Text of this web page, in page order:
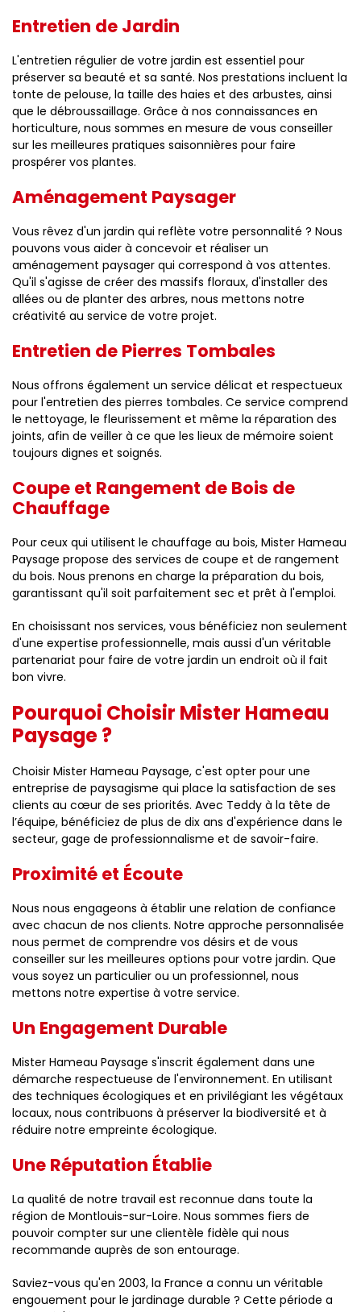
Entretien de Jardin
L'entretien régulier de votre jardin est essentiel pour
préserver sa beauté et sa santé. Nos prestations incluent la
tonte de pelouse, la taille des haies et des arbustes, ainsi
que le débroussaillage. Grâce à nos connaissances en
horticulture, nous sommes en mesure de vous conseiller
sur les meilleures pratiques saisonnières pour faire
prospérer vos plantes.
Aménagement Paysager
Vous rêvez d'un jardin qui reflète votre personnalité ? Nous
pouvons vous aider à concevoir et réaliser un
aménagement paysager qui correspond à vos attentes.
Qu'il s'agisse de créer des massifs floraux, d'installer des
allées ou de planter des arbres, nous mettons notre
créativité au service de votre projet.
Entretien de Pierres Tombales
Nous offrons également un service délicat et respectueux
pour l'entretien des pierres tombales. Ce service comprend
le nettoyage, le fleurissement et même la réparation des
joints, afin de veiller à ce que les lieux de mémoire soient
toujours dignes et soignés.
Coupe et Rangement de Bois de
Chauffage
Pour ceux qui utilisent le chauffage au bois, Mister Hameau
Paysage propose des services de coupe et de rangement
du bois. Nous prenons en charge la préparation du bois,
garantissant qu'il soit parfaitement sec et prêt à l'emploi.
En choisissant nos services, vous bénéficiez non seulement
d'une expertise professionnelle, mais aussi d'un véritable
partenariat pour faire de votre jardin un endroit où il fait
bon vivre.
Pourquoi Choisir Mister Hameau
Paysage ?
Choisir Mister Hameau Paysage, c'est opter pour une
entreprise de paysagisme qui place la satisfaction de ses
clients au cœur de ses priorités. Avec Teddy à la tête de
l’équipe, bénéficiez de plus de dix ans d'expérience dans le
secteur, gage de professionnalisme et de savoir-faire.
Proximité et Écoute
Nous nous engageons à établir une relation de confiance
avec chacun de nos clients. Notre approche personnalisée
nous permet de comprendre vos désirs et de vous
conseiller sur les meilleures options pour votre jardin. Que
vous soyez un particulier ou un professionnel, nous
mettons notre expertise à votre service.
Un Engagement Durable
Mister Hameau Paysage s'inscrit également dans une
démarche respectueuse de l'environnement. En utilisant
des techniques écologiques et en privilégiant les végétaux
locaux, nous contribuons à préserver la biodiversité et à
réduire notre empreinte écologique.
Une Réputation Établie
La qualité de notre travail est reconnue dans toute la
région de Montlouis-sur-Loire. Nous sommes fiers de
pouvoir compter sur une clientèle fidèle qui nous
recommande auprès de son entourage.
Saviez-vous qu'en 2003, la France a connu un véritable
engouement pour le jardinage durable ? Cette période a